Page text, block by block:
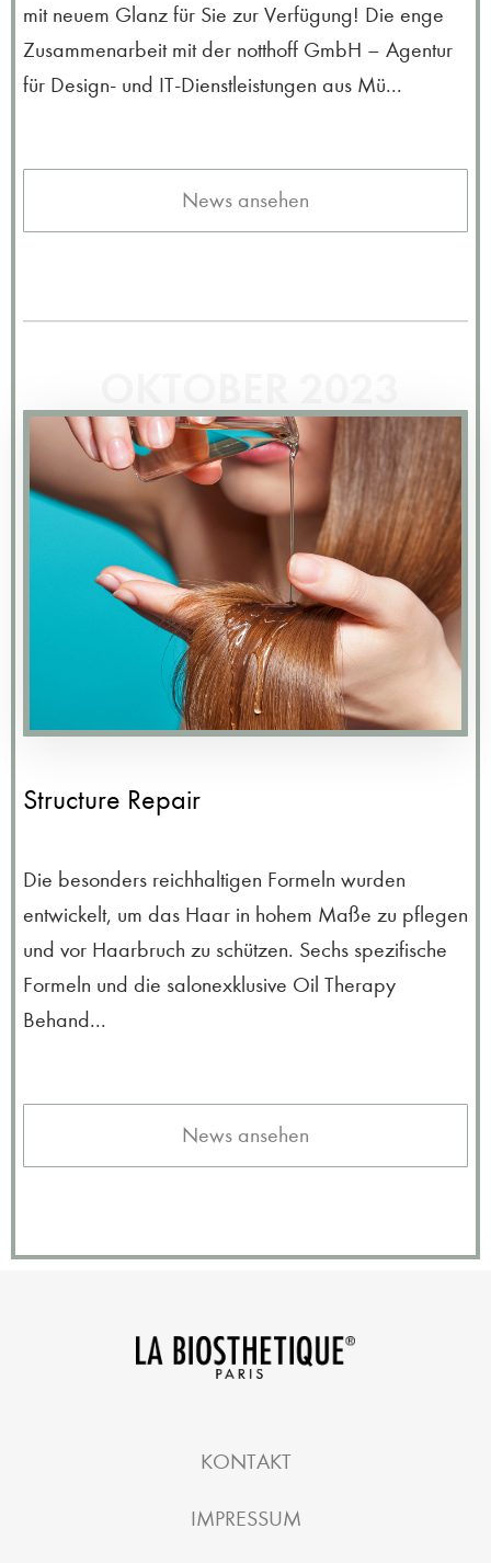
mit neuem Glanz für Sie zur Verfügung! Die enge
Zusammenarbeit mit der notthoff GmbH – Agentur
für Design- und IT-Dienstleistungen aus Mü...
News ansehen
Structure Repair
Die besonders reichhaltigen Formeln wurden
entwickelt, um das Haar in hohem Maße zu pflegen
und vor Haarbruch zu schützen. Sechs spezifische
Formeln und die salonexklusive Oil Therapy
Behand...
News ansehen
KONTAKT
IMPRESSUM